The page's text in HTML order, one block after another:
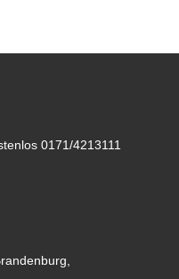
0171/4213111